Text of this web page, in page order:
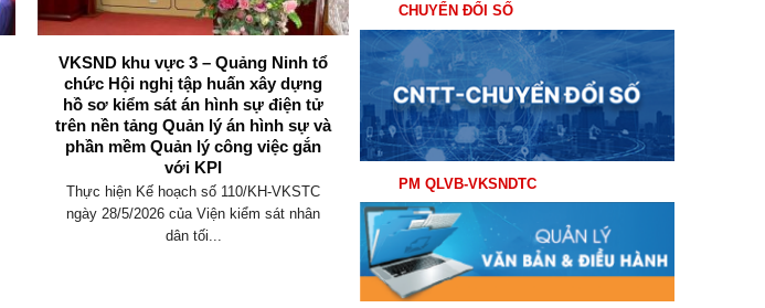
VKSND khu vực 3 – Quảng Ninh tổ
chức Hội nghị tập huấn xây dựng
hồ sơ kiểm sát án hình sự điện tử
trên nền tảng Quản lý án hình sự và
phần mềm Quản lý công việc gắn
với KPI
Thực hiện Kế hoạch số 110/KH-VKSTC
ngày 28/5/2026 của Viện kiểm sát nhân
dân tối...
Viện kiểm sát nhân dân khu vực 6 –
Quảng Ninh tổ chức triển khai, tập
huấn thí điểm Phần mềm Quản lý
công việc gắn với KPI
Thực hiện Kế hoạch số 110/KH-VKSTC
dân tối...
CHUYỂN ĐỔI SỐ
PM QLVB-VKSNDTC